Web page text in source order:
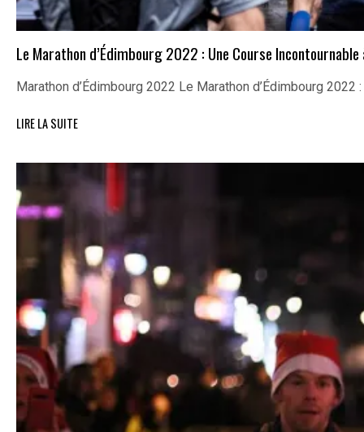
Le Marathon d’Édimbourg 2022 : Une Course Incontournable
Marathon d’Édimbourg 2022 Le Marathon d’Édimbourg
LIRE LA SUITE